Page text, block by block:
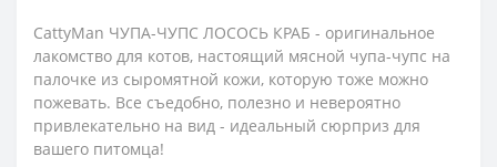
CattyMan ЧУПА-ЧУПС ЛОСОСЬ КРАБ - оригинальное
лакомство для котов, настоящий мясной чупа-чупс на
палочке из сыромятной кожи, которую тоже можно
пожевать. Все съедобно, полезно и невероятно
привлекательно на вид - идеальный сюрприз для
вашего питомца!